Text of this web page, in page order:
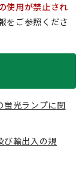
使⽤が禁⽌され
をご参照くださ
蛍光ランプに関
び輸出入の規